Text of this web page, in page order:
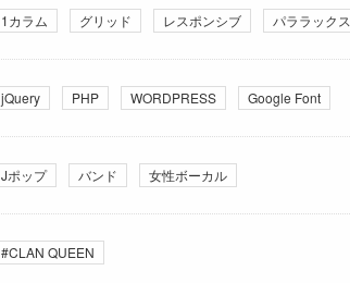
1カラム グリッド レスポンシブ パララックス
jQuery PHP WORDPRESS Google Font
Jポップ バンド 女性ボーカル
#CLAN QUEEN